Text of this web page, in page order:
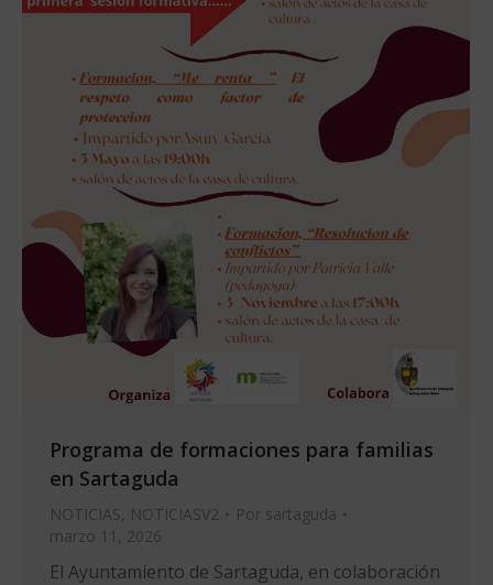
Programa de formaciones para familias
en Sartaguda
NOTICIAS, NOTICIASV2 Por sartaguda
marzo 11, 2026
El Ayuntamiento de Sartaguda, en colaboración